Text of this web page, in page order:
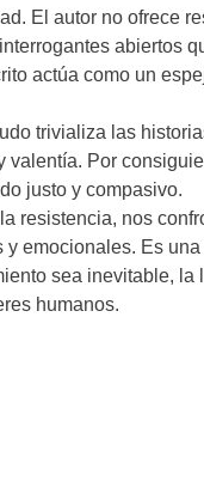
El autor no ofrece
abiertos
actúa como un
trivializa las
Por
justo y compasivo.
resistencia, nos
emocionales. Es
sea inevitable, la
humanos.